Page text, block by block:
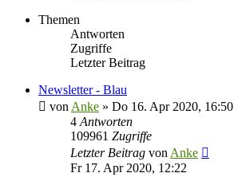
Themen
Antworten
Zugriffe
Letzter Beitrag
Newsletter - Blau
von Anke » Do 16. Apr 2020, 16:50
4 Antworten
109961 Zugriffe
Letzter Beitrag von Anke
Fr 17. Apr 2020, 12:22